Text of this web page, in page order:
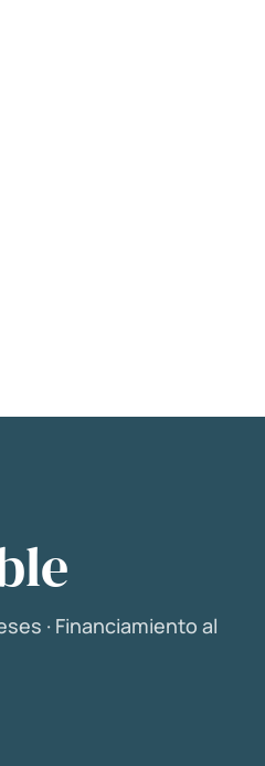
· Financiamiento al